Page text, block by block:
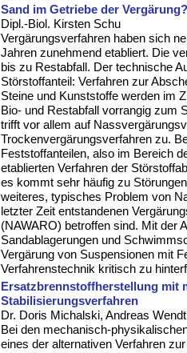
Sand im Getriebe der Vergärung?
Dipl.-Biol. Kirsten Schu
Vergärungsverfahren haben sich
Jahren zunehmend etabliert. Die
bis zu Restabfall. Der technische
Störstoffanteil: Verfahren zur
Steine und Kunststoffe werden im
Bio- und Restabfall vorrangig zum
trifft vor allem auf
Trockenvergärungsverfahren zu.
Feststoffanteilen, also im Bereich
etablierten Verfahren der
es kommt sehr häufig zu
weiteres, typisches Problem von
letzter Zeit entstandenen
(NAWARO) betroffen sind. Mit der
Sandablagerungen und
Vergärung von Suspensionen mit
Verfahrenstechnik kritisch zu
Ersatzbrennstoffherstellung mit
Stabilisierungsverfahren
Dr. Doris Michalski, Andreas
Bei den mechanisch-
eines der alternativen Verfahren